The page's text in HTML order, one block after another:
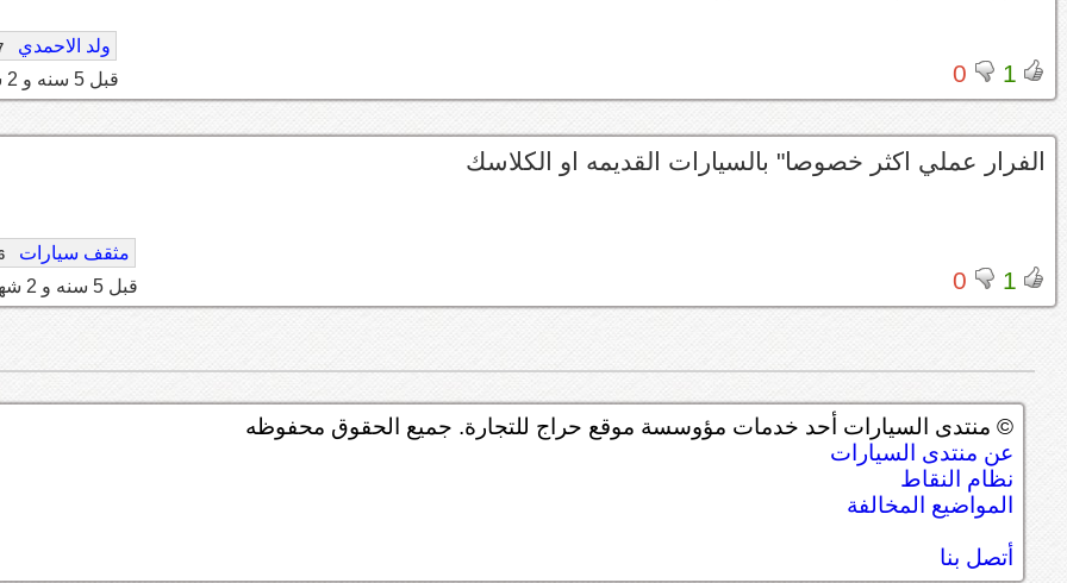
1
0
ولد الاحمدي
قبل 5 سنه و 2 شهر
الفرار عملي اكثر خصوصا" بالسيارات القديمه او الكلاسك
1
0
مثقف سيارات
قبل 5 سنه و 2 شهر
© منتدى السيارات أحد خدمات مؤوسسة موقع حراج للتجارة. جميع الحقوق محفوظه
عن منتدى السيارات
نظام النقاط
المواضيع المخالفة
أتصل بنا